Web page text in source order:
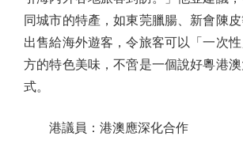
同城市的特產，如東莞臘腸、新會陳
出售給海外遊客，令旅客可以「一次
方的特色美味，不啻是一個說好粵港
式。
港議員：港澳應深化合作